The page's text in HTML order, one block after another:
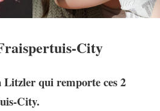
City
Litzler qui remporte ces 2
City.